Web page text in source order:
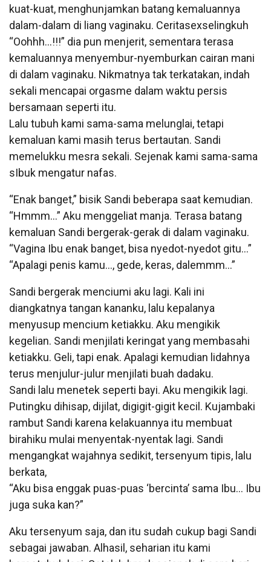
kuat-kuat, menghunjamkan batang kemaluannya
dalam-dalam di liang vaginaku. Ceritasexselingkuh
“Oohhh…!!!” dia pun menjerit, sementara terasa
kemaluannya menyembur-nyemburkan cairan mani
di dalam vaginaku. Nikmatnya tak terkatakan, indah
sekali mencapai orgasme dalam waktu persis
bersamaan seperti itu.
Lalu tubuh kami sama-sama melunglai, tetapi
kemaluan kami masih terus bertautan. Sandi
memelukku mesra sekali. Sejenak kami sama-sama
sIbuk mengatur nafas.
“Enak banget,” bisik Sandi beberapa saat kemudian.
“Hmmm…” Aku menggeliat manja. Terasa batang
kemaluan Sandi bergerak-gerak di dalam vaginaku.
“Vagina Ibu enak banget, bisa nyedot-nyedot gitu…”
“Apalagi penis kamu…, gede, keras, dalemmm…”
Sandi bergerak menciumi aku lagi. Kali ini
diangkatnya tangan kananku, lalu kepalanya
menyusup mencium ketiakku. Aku mengikik
kegelian. Sandi menjilati keringat yang membasahi
ketiakku. Geli, tapi enak. Apalagi kemudian lidahnya
terus menjulur-julur menjilati buah dadaku.
Sandi lalu menetek seperti bayi. Aku mengikik lagi.
Putingku dihisap, dijilat, digigit-gigit kecil. Kujambaki
rambut Sandi karena kelakuannya itu membuat
birahiku mulai menyentak-nyentak lagi. Sandi
mengangkat wajahnya sedikit, tersenyum tipis, lalu
berkata,
“Aku bisa enggak puas-puas ‘bercinta’ sama Ibu… Ibu
juga suka kan?”
Aku tersenyum saja, dan itu sudah cukup bagi Sandi
sebagai jawaban. Alhasil, seharian itu kami